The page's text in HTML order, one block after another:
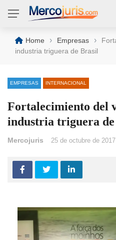
Home › Empresas ›
industria triguera de Brasil
EMPRESAS INTERNACIONAL
Fortalecimiento del
industria triguera
Mercojuris 25 de octubre de 2017